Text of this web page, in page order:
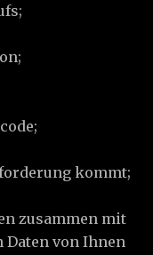
kommt;
zusammen mit
Daten von Ihnen